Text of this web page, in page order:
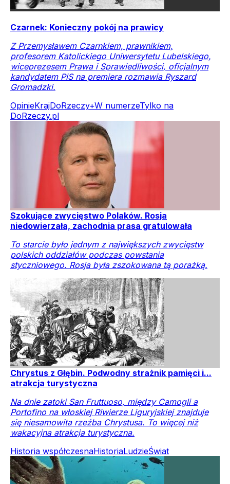
Czarnek: Konieczny pokój na prawicy
Z Przemysławem Czarnkiem, prawnikiem,
profesorem Katolickiego Uniwersytetu Lubelskiego,
wiceprezesem Prawa i Sprawiedliwości, oficjalnym
kandydatem PiS na premiera rozmawia Ryszard
Gromadzki.
OpinieKrajDoRzeczy+W numerzeTylko na
DoRzeczy.pl
Szokujące zwycięstwo Polaków. Rosja
niedowierzała, zachodnia prasa gratulowała
To starcie było jednym z największych zwycięstw
polskich oddziałów podczas powstania
styczniowego. Rosja była zszokowana tą porażką.
Chrystus z Głębin. Podwodny strażnik pamięci i...
atrakcja turystyczna
Na dnie zatoki San Fruttuoso, między Camogli a
Portofino na włoskiej Riwierze Liguryjskiej znajduje
się niesamowita rzeźba Chrystusa. To więcej niż
wakacyjna atrakcja turystyczna.
Historia współczesnaHistoriaLudzieŚwiat